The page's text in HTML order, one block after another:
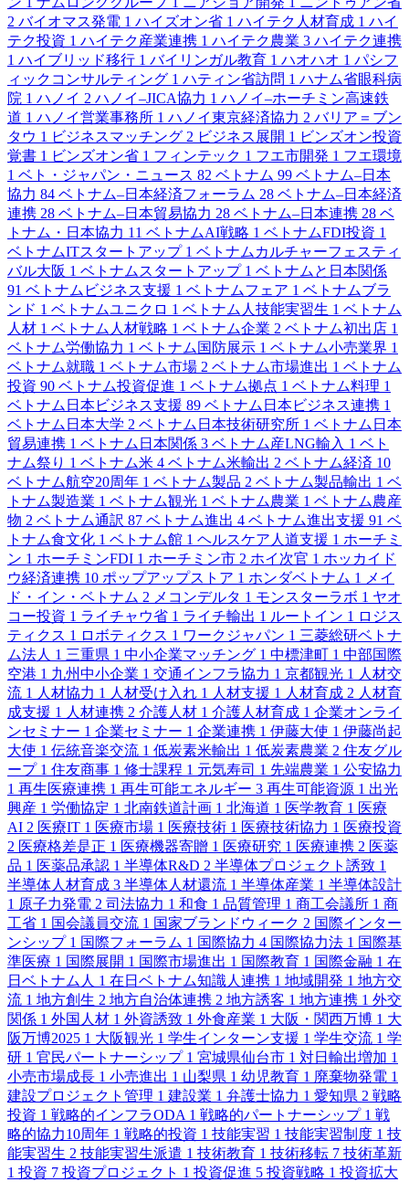
2 バイオマス発電 1 ハイズオン省 1 ハイテク人材育成 1 ハイ
テク投資 1 ハイテク産業連携 1 ハイテク農業 3 ハイテク連携
1 ハイブリッド移行 1 バイリンガル教育 1 ハオハオ 1 パシフ
ィックコンサルティング 1 ハティン省訪問 1 ハナム省眼科病
院 1 ハノイ 2 ハノイ–JICA協力 1 ハノイ–ホーチミン高速鉄
道 1 ハノイ営業事務所 1 ハノイ東京経済協力 2 バリア＝ブン
タウ 1 ビジネスマッチング 2 ビジネス展開 1 ビンズオン投資
覚書 1 ビンズオン省 1 フィンテック 1 フエ市開発 1 フエ環境
1 ベト・ジャパン・ニュース 82 ベトナム 99 ベトナム–日本
協力 84 ベトナム–日本経済フォーラム 28 ベトナム–日本経済
連携 28 ベトナム–日本貿易協力 28 ベトナム–日本連携 28 ベ
トナム・日本協力 11 ベトナムAI戦略 1 ベトナムFDI投資 1
ベトナムITスタートアップ 1 ベトナムカルチャーフェスティ
バル大阪 1 ベトナムスタートアップ 1 ベトナムと日本関係
91 ベトナムビジネス支援 1 ベトナムフェア 1 ベトナムブラ
ンド 1 ベトナムユニクロ 1 ベトナム人技能実習生 1 ベトナム
人材 1 ベトナム人材戦略 1 ベトナム企業 2 ベトナム初出店 1
ベトナム労働協力 1 ベトナム国防展示 1 ベトナム小売業界 1
ベトナム就職 1 ベトナム市場 2 ベトナム市場進出 1 ベトナム
投資 90 ベトナム投資促進 1 ベトナム拠点 1 ベトナム料理 1
ベトナム日本ビジネス支援 89 ベトナム日本ビジネス連携 1
ベトナム日本大学 2 ベトナム日本技術研究所 1 ベトナム日本
貿易連携 1 ベトナム日本関係 3 ベトナム産LNG輸入 1 ベト
ナム祭り 1 ベトナム米 4 ベトナム米輸出 2 ベトナム経済 10
ベトナム航空20周年 1 ベトナム製品 2 ベトナム製品輸出 1 ベ
トナム製造業 1 ベトナム観光 1 ベトナム農業 1 ベトナム農産
物 2 ベトナム通訳 87 ベトナム進出 4 ベトナム進出支援 91 ベ
トナム食文化 1 ベトナム館 1 ヘルスケア人道支援 1 ホーチミ
ン 1 ホーチミンFDI 1 ホーチミン市 2 ホイ次官 1 ホッカイド
ウ経済連携 10 ポップアップストア 1 ホンダベトナム 1
メイ
ド・イン・ベトナム 2 メコンデルタ 1 モンスターラボ 1 ヤオ
コー投資 1 ライチャウ省 1 ライチ輸出 1 ルートイン 1 ロジス
ティクス 1 ロボティクス 1 ワークジャパン 1 三菱総研ベトナ
ム法人 1 三重県 1 中小企業マッチング 1 中標津町 1 中部国際
空港 1 九州中小企業 1 交通インフラ協力 1 京都観光 1 人材交
流 1 人材協力 1 人材受け入れ 1 人材支援 1 人材育成 2 人材育
成支援 1 人材連携 2 介護人材 1 介護人材育成 1 企業オンライ
ンセミナー 1 企業セミナー 1 企業連携 1 伊藤大使 1 伊藤尚起
大使 1 伝統音楽交流 1 低炭素米輸出 1 低炭素農業 2 住友グル
ープ 1 住友商事 1 修士課程 1 元気寿司 1 先端農業 1 公安協力
1 再生医療連携 1 再生可能エネルギー 3 再生可能資源 1 出光
興産 1 労働協定 1 北南鉄道計画 1 北海道 1 医学教育 1 医療
AI 2 医療IT 1 医療市場 1 医療技術 1 医療技術協力 1 医療投資
2 医療格差是正 1 医療機器寄贈 1 医療研究 1 医療連携 2 医薬
品 1 医薬品承認 1 半導体R&D 2 半導体プロジェクト誘致 1
半導体人材育成 3 半導体人材還流 1 半導体産業 1 半導体設計
1 原子力発電 2 司法協力 1 和食 1 品質管理 1 商工会議所 1 商
工省 1 国会議員交流 1 国家ブランドウィーク 2 国際インター
ンシップ 1 国際フォーラム 1 国際協力 4 国際協力法 1 国際基
準医療 1 国際展開 1 国際市場進出 1 国際教育 1 国際金融 1 在
日ベトナム人 1 在日ベトナム知識人連携 1 地域開発 1 地方交
流 1 地方創生 2 地方自治体連携 2 地方誘客 1 地方連携 1 外交
関係 1 外国人材 1 外資誘致 1 外食産業 1 大阪・関西万博 1 大
阪万博2025 1 大阪観光 1 学生インターン支援 1 学生交流 1 学
研 1 官民パートナーシップ 1 宮城県仙台市 1 対日輸出増加 1
小売市場成長 1 小売進出 1 山梨県 1 幼児教育 1 廃棄物発電 1
建設プロジェクト管理 1 建設業 1 弁護士協力 1 愛知県 2 戦略
投資 1 戦略的インフラODA 1 戦略的パートナーシップ 1 戦
略的協力10周年 1 戦略的投資 1 技能実習 1 技能実習制度 1 技
能実習生 2 技能実習生派遣 1 技術教育 1 技術移転 7 技術革新
1 投資 7 投資プロジェクト 1 投資促進 5 投資戦略 1 投資拡大